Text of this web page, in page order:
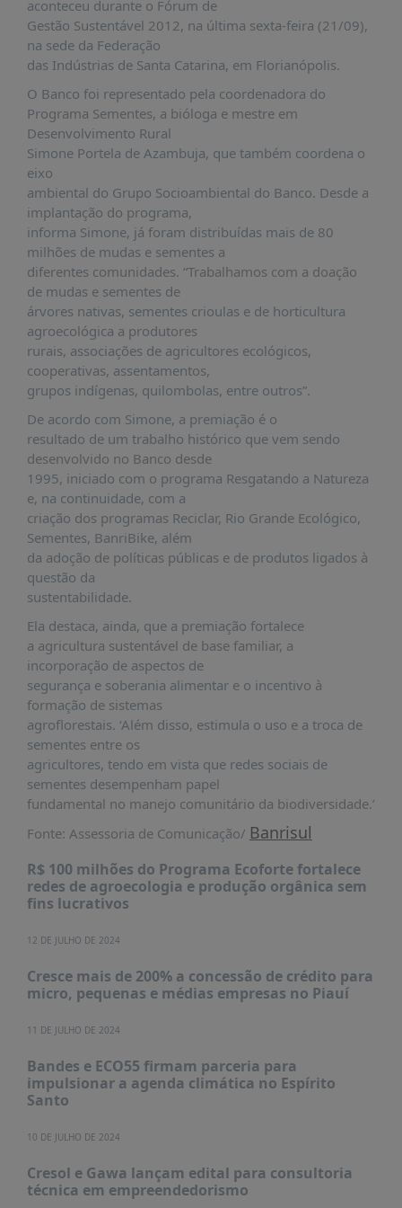
DADOS
FRENTE
PARLAMENTAR
SOBRE
A
FRENTE
MATERIAIS
INFORMAÇÕES
CURSOS
E
EVENTOS
INSCRIÇÕES
MATERIAIS
DISPONÍVEIS
PUBLICAÇÕES
REVISTA
RUMOS
LIVROS
ESTUDOS
NOTÍCIAS
PRÊMIO
ABDE-
BID
PRÊMIO
ABDE
DE
JORNALISMO
SABER
+
CONTATO
aconteceu durante o Fórum de
Gestão Sustentável 2012, na última sexta-feira (21/09),
na sede da Federação
das Indústrias de Santa Catarina, em Florianópolis.
O Banco foi representado pela coordenadora do
Programa Sementes, a bióloga e mestre em
Desenvolvimento Rural
Simone Portela de Azambuja, que também coordena o
eixo
ambiental do Grupo Socioambiental do Banco. Desde a
implantação do programa,
informa Simone, já foram distribuídas mais de 80
milhões de mudas e sementes a
diferentes comunidades. “Trabalhamos com a doação
de mudas e sementes de
árvores nativas, sementes crioulas e de horticultura
agroecológica a produtores
rurais, associações de agricultores ecológicos,
cooperativas, assentamentos,
grupos indígenas, quilombolas, entre outros”.
De acordo com Simone, a premiação é o
resultado de um trabalho histórico que vem sendo
desenvolvido no Banco desde
1995, iniciado com o programa Resgatando a Natureza
e, na continuidade, com a
criação dos programas Reciclar, Rio Grande Ecológico,
Sementes, BanriBike, além
da adoção de políticas públicas e de produtos ligados à
questão da
sustentabilidade.
Ela destaca, ainda, que a premiação fortalece
a agricultura sustentável de base familiar, a
incorporação de aspectos de
segurança e soberania alimentar e o incentivo à
formação de sistemas
agroflorestais. ‘Além disso, estimula o uso e a troca de
sementes entre os
agricultores, tendo em vista que redes sociais de
sementes desempenham papel
fundamental no manejo comunitário da biodiversidade.’
Fonte: Assessoria de Comunicação/ Banrisul
R$ 100 milhões do Programa Ecoforte fortalece
redes de agroecologia e produção orgânica sem
fins lucrativos
12 DE JULHO DE 2024
Cresce mais de 200% a concessão de crédito para
micro, pequenas e médias empresas no Piauí
11 DE JULHO DE 2024
Bandes e ECO55 firmam parceria para
impulsionar a agenda climática no Espírito
Santo
10 DE JULHO DE 2024
Cresol e Gawa lançam edital para consultoria
técnica em empreendedorismo